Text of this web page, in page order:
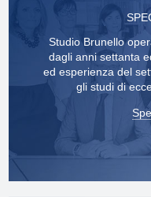
Studio Brunello
dagli anni settanta
ed esperienza del
gli studi di